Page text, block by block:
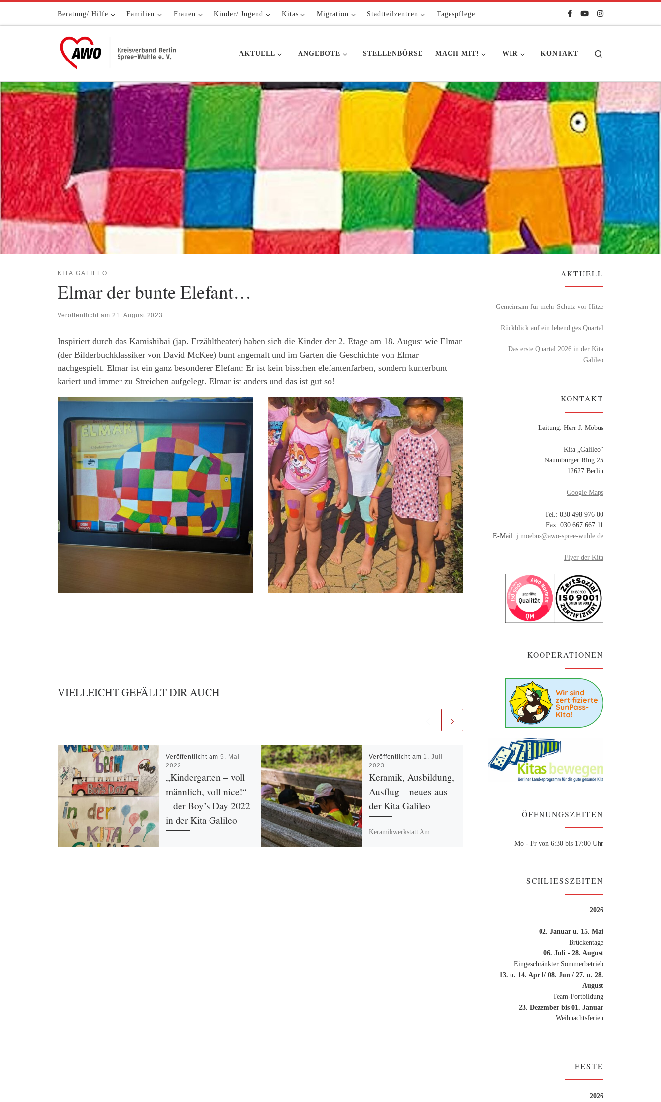
Zum Inhalt springenBeratung/ Hilfe Familien Frauen Kinder/ Jugend Kitas Migration Stadtteilzentren Tagespflege
AKTUELL ANGEBOTE STELLENBÖRSE MACH MIT! WIR KONTAKT
KITA GALILEO
Elmar der bunte Elefant…
Veröffentlicht am 21. August 2023
Inspiriert durch das Kamishibai (jap. Erzähltheater) haben sich die Kinder der 2. Etage am 18. August wie Elmar
(der Bilderbuchklassiker von David McKee) bunt angemalt und im Garten die Geschichte von Elmar
nachgespielt. Elmar ist ein ganz besonderer Elefant: Er ist kein bisschen elefantenfarben, sondern kunterbunt
kariert und immer zu Streichen aufgelegt. Elmar ist anders und das ist gut so!
VIELLEICHT GEFÄLLT DIR AUCH
Veröffentlicht am5. Mai
2022
„Kindergarten – voll
männlich, voll nice!“
– der Boy’s Day 2022
in der Kita Galileo
Veröffentlicht am 1. Juli
2023
Keramik, Ausbildung,
Ausflug – neues aus
der Kita Galileo
Keramikwerkstatt Am
November 2023
4. Kita-Sportfest
Galileo haben am 31.10.2023
Hellersdorf teilgenommen. Auf
AKTUELL
Gemeinsam für mehr Schutz vor Hitze
Rückblick auf ein lebendiges Quartal
Das erste Quartal 2026 in der Kita
Galileo
KONTAKT
Leitung: Herr J. Möbus
Kita „Galileo“
Naumburger Ring 25
12627 Berlin
Google Maps
Tel.: 030 498 976 00
Fax: 030 667 667 11
E-Mail: j.moebus@awo-spree-wuhle.de
Flyer der Kita
KOOPERATIONEN
ÖFFNUNGSZEITEN
Mo - Fr von 6:30 bis 17:00 Uhr
SCHLIESSZEITEN
2026
02. Januar u. 15. Mai
Brückentage
06. Juli - 28. August
Eingeschränkter Sommerbetrieb
13. u. 14. April/ 08. Juni/ 27. u. 28.
August
Team-Fortbildung
23. Dezember bis 01. Januar
Weihnachtsferien
FESTE
2026